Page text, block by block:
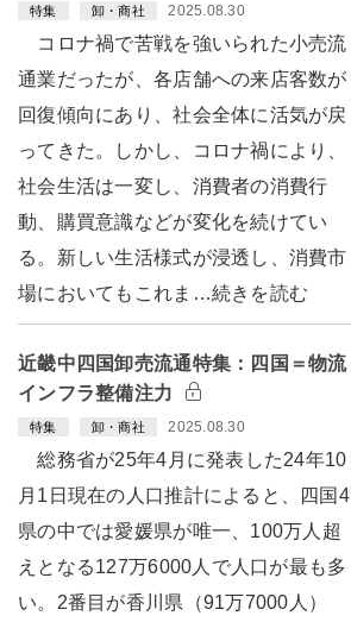
特集 卸・商社 2025.08.30
コロナ禍で苦戦を強いられた小売流
通業だったが、各店舗への来店客数が
回復傾向にあり、社会全体に活気が戻
ってきた。しかし、コロナ禍により、
社会生活は一変し、消費者の消費行
動、購買意識などが変化を続けてい
る。新しい生活様式が浸透し、消費市
場においてもこれま…続きを読む
近畿中四国卸売流通特集：四国＝物流
インフラ整備注力
特集 卸・商社 2025.08.30
総務省が25年4月に発表した24年10
月1日現在の人口推計によると、四国4
県の中では愛媛県が唯一、100万人超
えとなる127万6000人で人口が最も多
い。2番目が香川県（91万7000人）